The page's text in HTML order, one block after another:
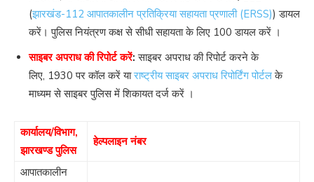
(झारखंड-112 आपातकालीन प्रतिक्रिया सहायता प्रणाली (ERSS)) डायल
करें। पुलिस नियंत्रण कक्ष से सीधी सहायता के लिए 100 डायल करें ।
साइबर अपराध की रिपोर्ट करें: साइबर अपराध की रिपोर्ट करने के
लिए, 1930 पर कॉल करें याराष्ट्रीय साइबर अपराध रिपोर्टिंग पोर्टलके
माध्यम से साइबर पुलिस में शिकायत दर्ज करें ।
कार्यालय/विभाग,
झारखण्ड पुलिस
हेल्पलाइन नंबर
आपातकालीन